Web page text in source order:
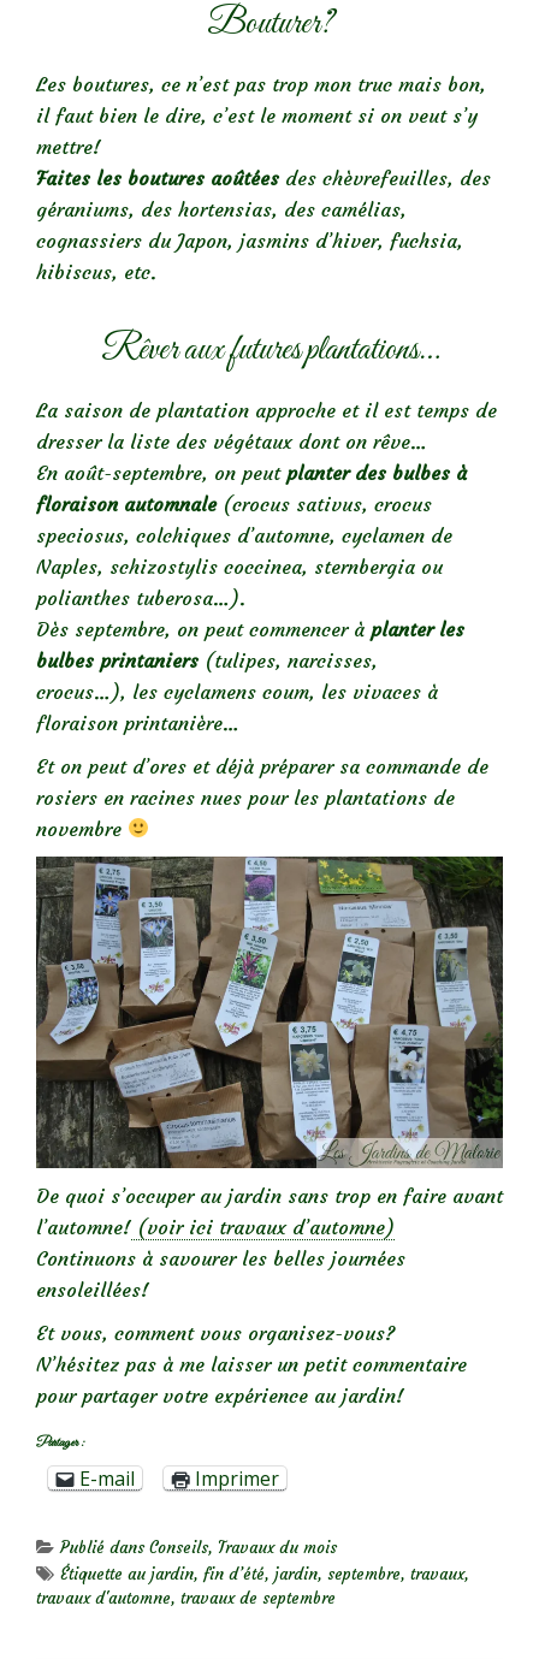
Bouturer?
Les boutures, ce n’est pas trop mon truc mais bon,
il faut bien le dire, c’est le moment si on veut s’y
mettre!
Faites les boutures aoûtées des chèvrefeuilles, des
géraniums, des hortensias, des camélias,
cognassiers du Japon, jasmins d’hiver, fuchsia,
hibiscus, etc.
Rêver aux futures plantations…
La saison de plantation approche et il est temps de
dresser la liste des végétaux dont on rêve…
En août-septembre, on peut planter des bulbes à
floraison automnale(crocus sativus, crocus
speciosus, colchiques d’automne, cyclamen de
Naples, schizostylis coccinea, sternbergia ou
polianthes tuberosa…).
Dès septembre, on peut commencer à planter les
bulbes printaniers (tulipes, narcisses,
crocus…), les cyclamens coum, les vivaces à
floraison printanière…
Et on peut d’ores et déjà préparer sa commande de
rosiers en racines nues pour les plantations de
novembre
De quoi s’occuper au jardin sans trop en faire avant
l’automne! (voir ici travaux d’automne)
Continuons à savourer les belles journées
ensoleillées!
Et vous, comment vous organisez-vous?
N’hésitez pas à me laisser un petit commentaire
pour partager votre expérience au jardin!
Partager :
E-mail Imprimer
Publié dansConseils, Travaux du mois
Étiquette au jardin, fin d’été, jardin, septembre, travaux,
travaux d'automne, travaux de septembre